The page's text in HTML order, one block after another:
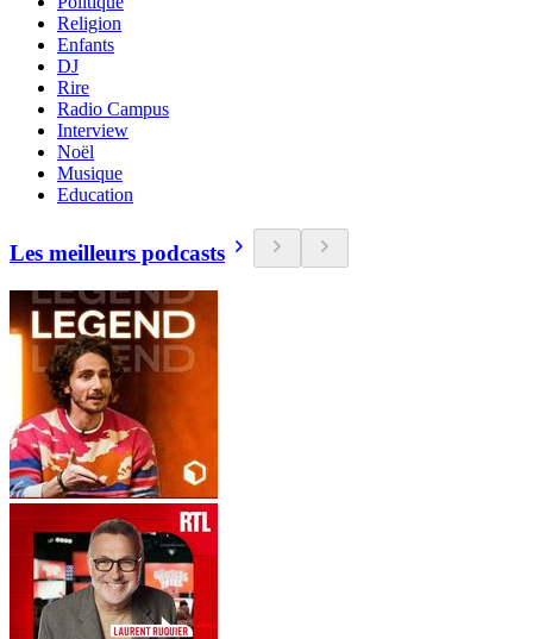
Religion
Enfants
DJ
Rire
Radio Campus
Interview
Noël
Musique
Education
Les meilleurs podcasts